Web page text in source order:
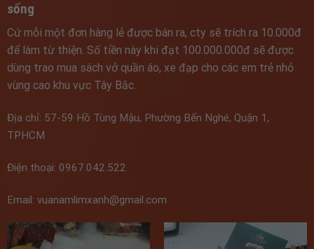
sống
Cứ mỗi một đơn hàng lẻ được bán ra, cty sẽ trích ra 10.000đ
để làm từ thiện. Số tiền này khi đạt 100.000.000đ sẽ được
dùng trao mua sách vở quần áo, xe đạp cho các em trẻ nhỏ
vùng cao khu vực Tây Bắc.
Địa chỉ: 57-59 Hồ Tùng Mậu, Phường Bến Nghé, Quận 1,
TPHCM
Điện thoại: 0967.042.522
Email: vuanamlimxanh@gmail.com